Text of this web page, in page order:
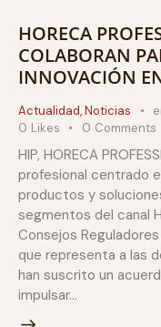
HORECA
COLABORAN
INNOVACIÓN
Actualidad,Noticias
0 Likes 0 Comments
HIP, HORECA
profesional centrado
productos y
segmentos del canal
Consejos
que representa a las
han suscrito un
impulsar…